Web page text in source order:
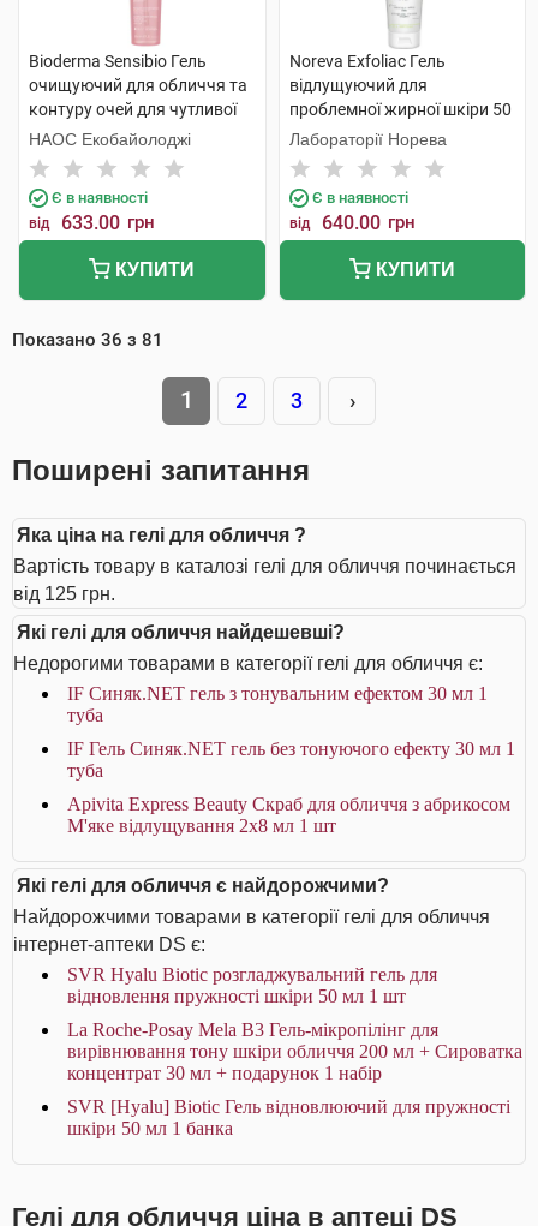
Bioderma Sensibio Гель
очищуючий для обличчя та
контуру очей для чутливої
шкіри 200 мл 1 флакон
НАОС Екобайолоджі
Є в наявності
від 633.00 грн
КУПИТИ
Noreva Exfoliac Гель
відлущуючий для
проблемної жирної шкіри 50
мл 1 туба
Лабораторії Норева
Є в наявності
від 640.00 грн
КУПИТИ
Показано 36 з 81
1 2 3 ›
Поширені запитання
Яка ціна на гелі для обличчя ?
Вартість товару в каталозі гелі для обличчя починається
від 125 грн.
Які гелі для обличчя найдешевші?
Недорогими товарами в категорії гелі для обличчя є:
IF Синяк.NET гель з тонувальним ефектом 30 мл 1
туба
IF Гель Синяк.NET гель без тонуючого ефекту 30 мл 1
туба
Apivita Express Beauty Скраб для обличчя з абрикосом
М'яке відлущування 2х8 мл 1 шт
Які гелі для обличчя є найдорожчими?
Найдорожчими товарами в категорії гелі для обличчя
інтернет-аптеки DS є:
SVR Hyalu Biotic розгладжувальний гель для
відновлення пружності шкіри 50 мл 1 шт
La Roche-Posay Mela B3 Гель-мікропілінг для
вирівнювання тону шкіри обличчя 200 мл + Сироватка
концентрат 30 мл + подарунок 1 набір
SVR [Hyalu] Biotic Гель відновлюючий для пружності
шкіри 50 мл 1 банка
Гелі для обличчя ціна в аптеці DS